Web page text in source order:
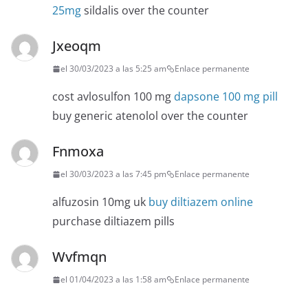
25mgsildalis over the counter
Jxeoqm
el 30/03/2023 a las 5:25 am Enlace permanente
cost avlosulfon 100 mg dapsone 100 mg pill
buy generic atenolol over the counter
Fnmoxa
el 30/03/2023 a las 7:45 pm Enlace permanente
alfuzosin 10mg uk buy diltiazem online
purchase diltiazem pills
Wvfmqn
el 01/04/2023 a las 1:58 am Enlace permanente